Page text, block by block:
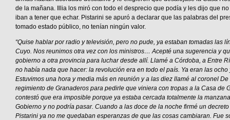
de la mañana. Illia los miró con todo el desprecio que podía y les dijo que
iban a tener que echar. Pistarini se apuró a declarar que las palabras del
tomado estado público, no tenían ningún valor.
“Quise hablar por radio y televisión, pero no pude, ya estaban tomadas las
Cuyo. Nos reunimos otra vez con los ministros… Acepté una sugerencia y
gobierno a otra provincia para luchar desde allí. Llamé a Córdoba, a Entre
no había nada que hacer: la revolución era en todo el país. Ya eran las
Estuvimos una hora y media más en reunión y a las diez llamé al coronel
regimiento de Granaderos para pedirle que viniera con tropas a la Casa de
contestó que era imposible porque ya estaba cercada totalmente la
Gobierno y no podría pasar. Cuando a las doce de la noche firmé un
Pistarini ya no me quedaban esperanzas de que las cosas cambiaran. Fue